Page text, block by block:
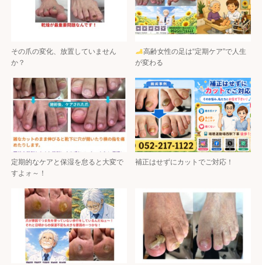
その爪の変化、放置していません
か？
高齢女性の足は“定期ケア”で人生
が変わる
定期的なケアと保湿を怠ると大変で
すよォ～！
補正はせずにカットでご対応！